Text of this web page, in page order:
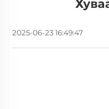
2025-06-23 16:49:47